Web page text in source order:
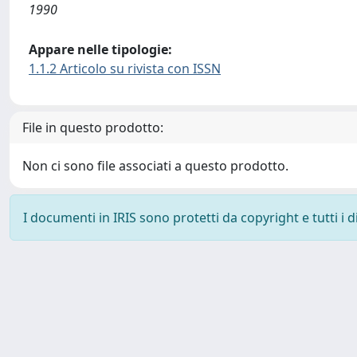
1990
Appare nelle tipologie:
1.1.2 Articolo su rivista con ISSN
File in questo prodotto:
Non ci sono file associati a questo prodotto.
I documenti in IRIS sono protetti da copyright e tutti i